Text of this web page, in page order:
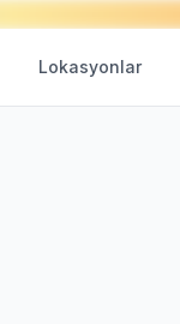
Lokasyonlar